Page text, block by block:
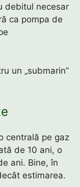
debitul necesar
ca pompa de
un „submarin”
centrală pe gaz
de 10 ani, o
ani. Bine, în
estimarea.